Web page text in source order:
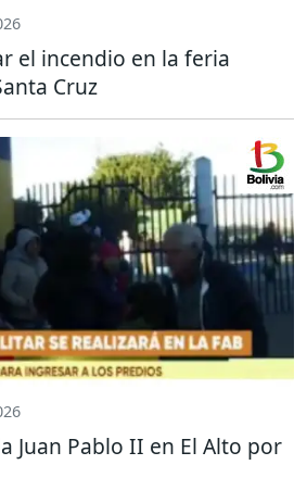
el incendio en la feria
Cruz
Juan Pablo II en El Alto por